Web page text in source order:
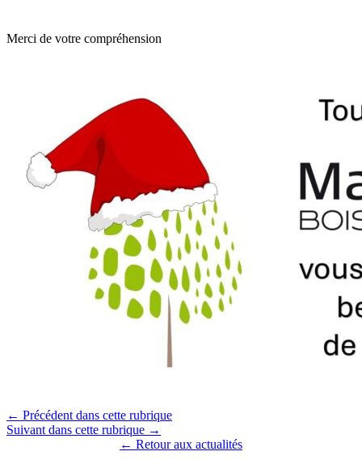
Merci de votre compréhension
← Précédent dans cette rubrique
Suivant dans cette rubrique →
← Retour aux actualités